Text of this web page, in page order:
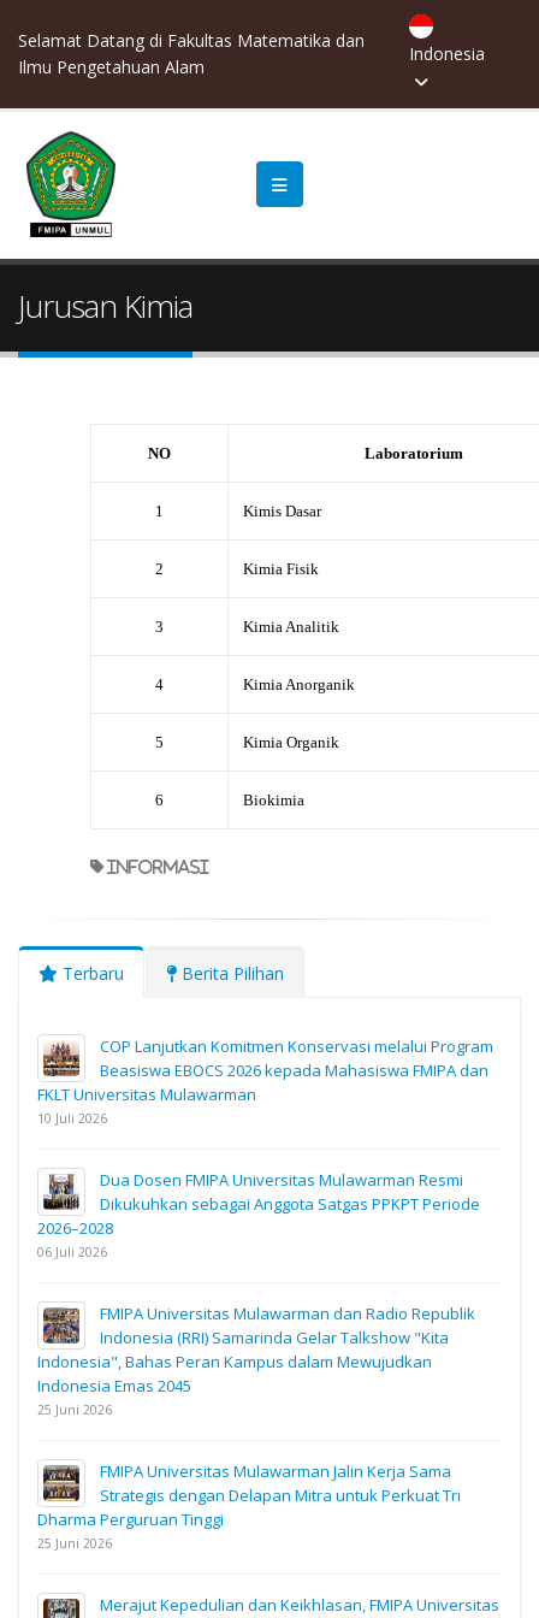
Selamat Datang di Fakultas Matematika dan
Ilmu Pengetahuan Alam
Indonesia
Jurusan Kimia
NO Laboratorium
1 Kimis Dasar
2 Kimia Fisik
3 Kimia Analitik
4 Kimia Anorganik
5 Kimia Organik
6 Biokimia
informasi
Terbaru Berita Pilihan
COP Lanjutkan Komitmen Konservasi melalui Program
Beasiswa EBOCS 2026 kepada Mahasiswa FMIPA dan
FKLT Universitas Mulawarman
10 Juli 2026
Dua Dosen FMIPA Universitas Mulawarman Resmi
Dikukuhkan sebagai Anggota Satgas PPKPT Periode
2026–2028
06 Juli 2026
FMIPA Universitas Mulawarman dan Radio Republik
Indonesia (RRI) Samarinda Gelar Talkshow "Kita
Indonesia", Bahas Peran Kampus dalam Mewujudkan
Indonesia Emas 2045
25 Juni 2026
FMIPA Universitas Mulawarman Jalin Kerja Sama
Strategis dengan Delapan Mitra untuk Perkuat Tri
Dharma Perguruan Tinggi
25 Juni 2026
Merajut Kepedulian dan Keikhlasan, FMIPA Universitas